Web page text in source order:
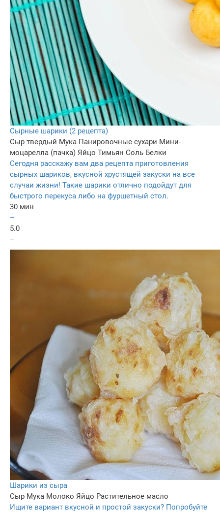
Сырные шарики (2 рецепта)
Сыр твердый Мука Панировочные сухари Мини-
моцарелла (пачка) Яйцо Тимьян Соль Белки
Сегодня расскажу вам два рецепта приготовления
сырных шариков, вкусной хрустящей закуски на все
случаи жизни! Такие шарики отлично подойдут для
быстрого перекуса либо на фуршетный стол.
30 мин
–
5.0
–
Шарики из сыра
Сыр Мука Молоко Яйцо Растительное масло
Ищите вариант вкусной и простой закуски? Попробуйте